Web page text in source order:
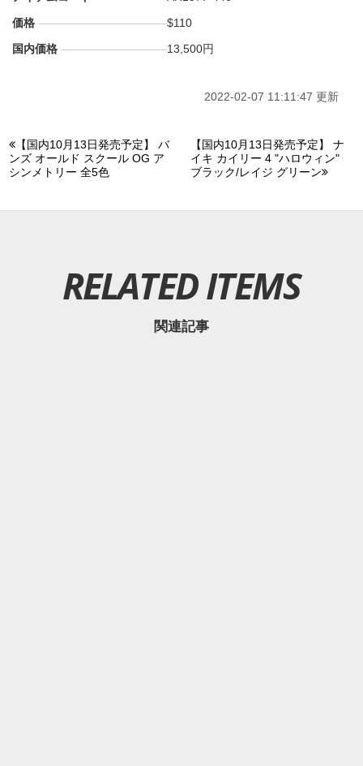
価格
$110
国内価格
13,500円
2022-02-07 11:11:47 更新
【国内10月13日発売予定】 バ
ンズ オールド スクール OG ア
シンメトリー 全5色
【国内10月13日発売予定】 ナ
イキ カイリー 4 "ハロウィン"
ブラック/レイジ グリーン
RELATED ITEMS
関連記事